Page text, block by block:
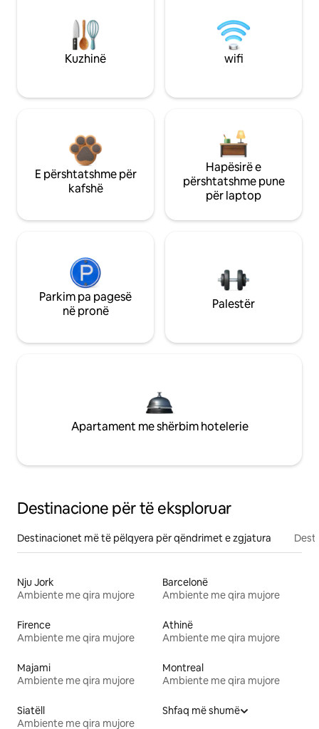
Kuzhinë wifi
E përshtatshme për
kafshë
Hapësirë e
përshtatshme pune
për laptop
Parkim pa pagesë
në pronë
Palestër
Apartament me shërbim hotelerie
Destinacione për të eksploruar
Destinacionet më të pëlqyera për qëndrimet e zgjatura
Nju Jork
Ambiente me qira mujore
Barcelonë
Ambiente me qira mujore
Firence
Ambiente me qira mujore
Athinë
Ambiente me qira mujore
Majami
Ambiente me qira mujore
Montreal
Ambiente me qira mujore
Siatëll
Ambiente me qira mujore
Shfaq më shumë